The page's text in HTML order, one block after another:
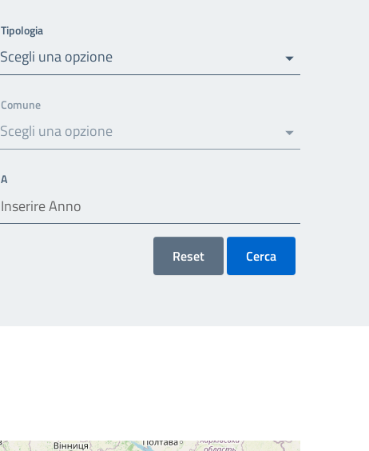
Tipologia
Scegli una opzione
Comune
Scegli una opzione
A
Reset Cerca